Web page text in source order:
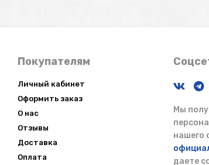
Покупателям
Личный кабинет
Оформить заказ
О нас
Отзывы
Доставка
Оплата
Мы
нашего
даете